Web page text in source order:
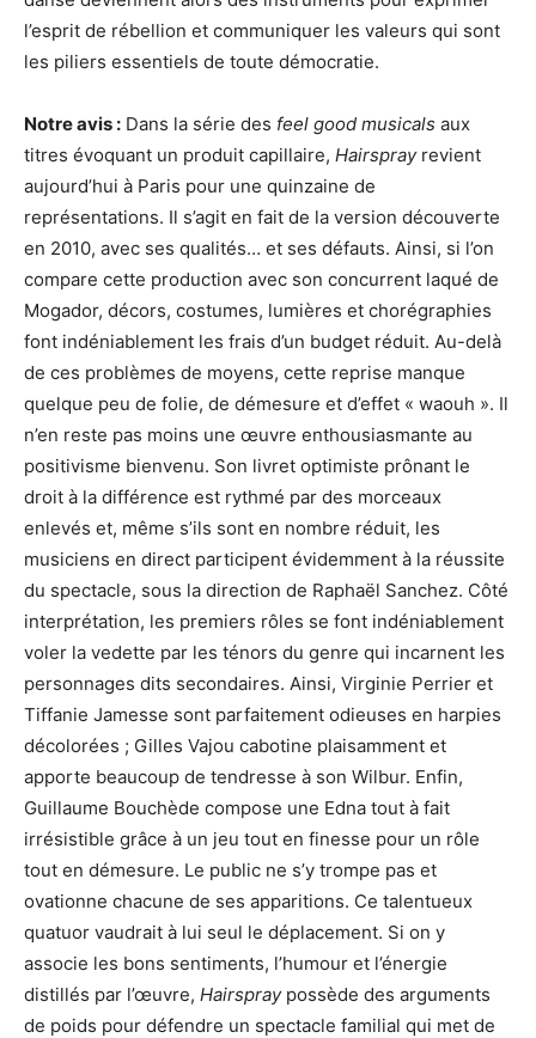
l’esprit de rébellion et communiquer les valeurs qui sont
les piliers essentiels de toute démocratie.
Notre avis : Dans la série des feel good musicals aux
titres évoquant un produit capillaire, Hairsprayrevient
aujourd’hui à Paris pour une quinzaine de
représentations. Il s’agit en fait de la version découverte
en 2010, avec ses qualités… et ses défauts. Ainsi, si l’on
compare cette production avec son concurrent laqué de
Mogador, décors, costumes, lumières et chorégraphies
font indéniablement les frais d’un budget réduit. Au-delà
de ces problèmes de moyens, cette reprise manque
quelque peu de folie, de démesure et d’effet « waouh ». Il
n’en reste pas moins une œuvre enthousiasmante au
positivisme bienvenu. Son livret optimiste prônant le
droit à la différence est rythmé par des morceaux
enlevés et, même s’ils sont en nombre réduit, les
musiciens en direct participent évidemment à la réussite
du spectacle, sous la direction de Raphaël Sanchez. Côté
interprétation, les premiers rôles se font indéniablement
voler la vedette par les ténors du genre qui incarnent les
personnages dits secondaires. Ainsi, Virginie Perrier et
Tiffanie Jamesse sont parfaitement odieuses en harpies
décolorées ; Gilles Vajou cabotine plaisamment et
apporte beaucoup de tendresse à son Wilbur. Enfin,
Guillaume Bouchède compose une Edna tout à fait
irrésistible grâce à un jeu tout en finesse pour un rôle
tout en démesure. Le public ne s’y trompe pas et
ovationne chacune de ses apparitions. Ce talentueux
quatuor vaudrait à lui seul le déplacement. Si on y
associe les bons sentiments, l’humour et l’énergie
distillés par l’œuvre, Hairspraypossède des arguments
de poids pour défendre un spectacle familial qui met de